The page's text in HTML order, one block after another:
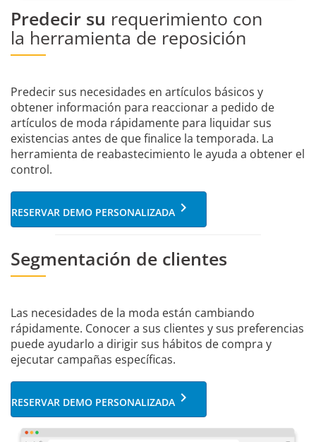
Predecir su requerimiento con
la herramienta de reposición
Predecir sus necesidades en artículos básicos y
obtener información para reaccionar a pedido de
artículos de moda rápidamente para liquidar sus
existencias antes de que finalice la temporada. La
herramienta de reabastecimiento le ayuda a obtener el
control.
RESERVAR DEMO PERSONALIZADA keyboard_arrow_right
Segmentación de clientes
Las necesidades de la moda están cambiando
rápidamente. Conocer a sus clientes y sus preferencias
puede ayudarlo a dirigir sus hábitos de compra y
ejecutar campañas específicas.
RESERVAR DEMO PERSONALIZADA keyboard_arrow_right